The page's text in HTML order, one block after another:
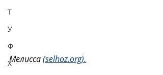
Т
У
Ф
ХМелисса (selhoz.org).